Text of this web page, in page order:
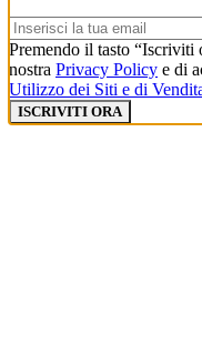
Premendo il tasto “Iscriviti
nostra Privacy Policy e di
Utilizzo dei Siti e di
ISCRIVITI ORA